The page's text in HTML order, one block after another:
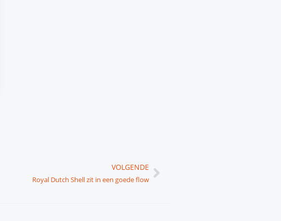
VOLGENDE
Royal Dutch Shell zit in een goede flow
Volgende